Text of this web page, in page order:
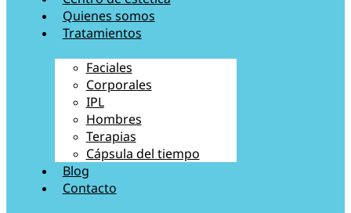
Quienes somos
Tratamientos
Faciales
Corporales
IPL
Hombres
Terapias
Cápsula del tiempo
Blog
Contacto